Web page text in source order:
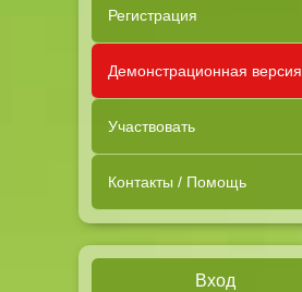
Регистрация
Демонстрационная версия
Участвовать
Контакты / Помощь
Вход